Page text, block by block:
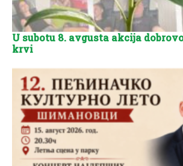
U subotu 8. avgusta akcija
krvi